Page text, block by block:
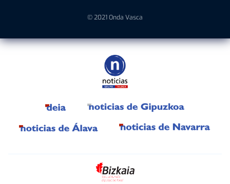
© 2021 Onda Vasca